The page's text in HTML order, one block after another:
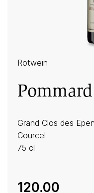
Rotwein
Grand Clos des
Courcel
75 cl
120.00